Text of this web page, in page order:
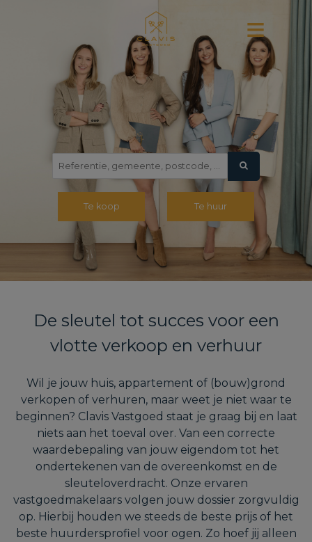
Te koop Te huur
De sleutel tot succes voor een
vlotte verkoop en verhuur
Wil je jouw huis, appartement of (bouw)grond
verkopen of verhuren, maar weet je niet waar te
beginnen? Clavis Vastgoed staat je graag bij en laat
niets aan het toeval over. Van een correcte
waardebepaling van jouw eigendom tot het
ondertekenen van de overeenkomst en de
sleuteloverdracht. Onze ervaren
vastgoedmakelaars volgen jouw dossier zorgvuldig
op. Hierbij houden we steeds de beste prijs of het
beste huurdersprofiel voor ogen. Zo hoef jij alleen
Navigated to De sleutel tot succes voor je vastgoed -